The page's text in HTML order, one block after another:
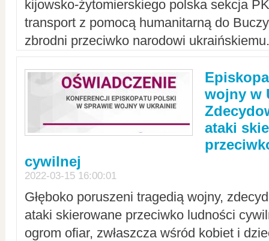
kijowsko-żytomierskiego polska sekcja
transport z pomocą humanitarną do
zbrodni przeciwko narodowi
wojny w
ataki
cywilnej
2022-03-15 16:00:01
Głęboko poruszeni tragedią wojny,
ataki skierowane przeciwko ludności
ogrom ofiar, zwłaszcza wśród kobiet i